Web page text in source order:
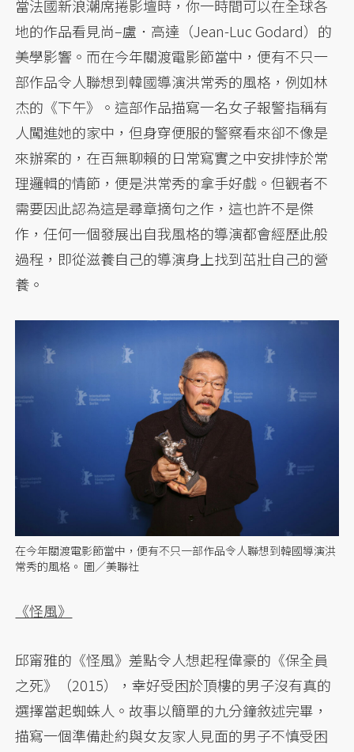
當法國新浪潮席捲影壇時，你一時間可以在全球各
地的作品看見尚–盧．高達（Jean-Luc Godard）的
美學影響。而在今年關渡電影節當中，便有不只一
部作品令人聯想到韓國導演洪常秀的風格，例如林
杰的《下午》。這部作品描寫一名女子報警指稱有
人闖進她的家中，但身穿便服的警察看來卻不像是
來辦案的，在百無聊賴的日常寫實之中安排悖於常
理邏輯的情節，便是洪常秀的拿手好戲。但觀者不
需要因此認為這是尋章摘句之作，這也許不是傑
作，任何一個發展出自我風格的導演都會經歷此般
過程，即從滋養自己的導演身上找到茁壯自己的營
養。
在今年關渡電影節當中，便有不只一部作品令人聯想到韓國導演洪
常秀的風格。 圖／美聯社
《怪風》
邱甯雅的《怪風》差點令人想起程偉豪的《保全員
之死》（2015），幸好受困於頂樓的男子沒有真的
選擇當起蜘蛛人。故事以簡單的九分鐘敘述完畢，
描寫一個準備赴約與女友家人見面的男子不慎受困